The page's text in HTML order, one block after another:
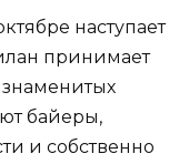
наступает
принимает
байеры,
и собственно